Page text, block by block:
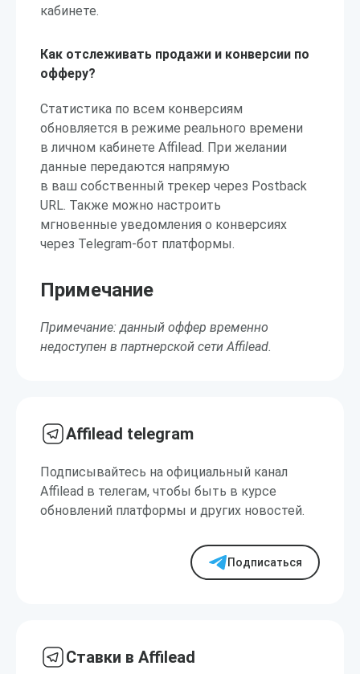
кабинете.
Как отслеживать продажи и конверсии по
офферу?
Статистика по всем конверсиям
обновляется в режиме реального времени
в личном кабинете Affilead. При желании
данные передаются напрямую
в ваш собственный трекер через Postback
URL. Также можно настроить
мгновенные уведомления о конверсиях
через Telegram-бот платформы.
Примечание
Примечание: данный оффер временно
недоступен в партнерской сети Affilead.
Affilead telegram
Подписывайтесь на официальный канал
Affilead в телегам, чтобы быть в курсе
обновлений платформы и других новостей.
Подписаться
Ставки в Affilead